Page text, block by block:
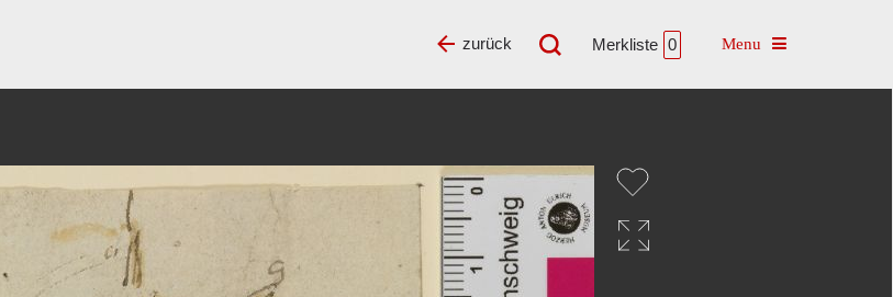
Merkliste 0 Toggle navigation
zurück